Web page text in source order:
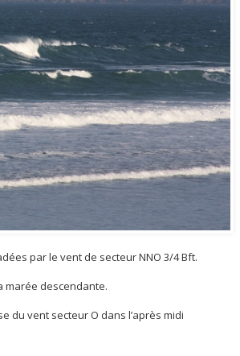
par le vent de secteur NNO 3/4 Bft.
marée descendante.
du vent secteur O dans l’après midi